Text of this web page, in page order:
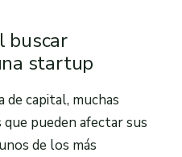
buscar
startup
de capital, muchas
pueden afectar sus
de los más